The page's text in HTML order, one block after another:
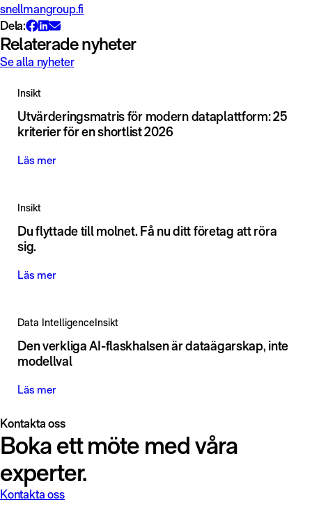
snellmangroup.fi
Dela:
Relaterade nyheter
Se alla nyheter
Insikt
Utvärderingsmatris för modern dataplattform: 25
kriterier för en shortlist 2026
Läs mer
Insikt
Du flyttade till molnet. Få nu ditt företag att röra
sig.
Läs mer
Data Intelligence Insikt
Den verkliga AI-flaskhalsen är dataägarskap, inte
modellval
Läs mer
Kontakta oss
Boka ett möte med våra
experter.
Kontakta oss